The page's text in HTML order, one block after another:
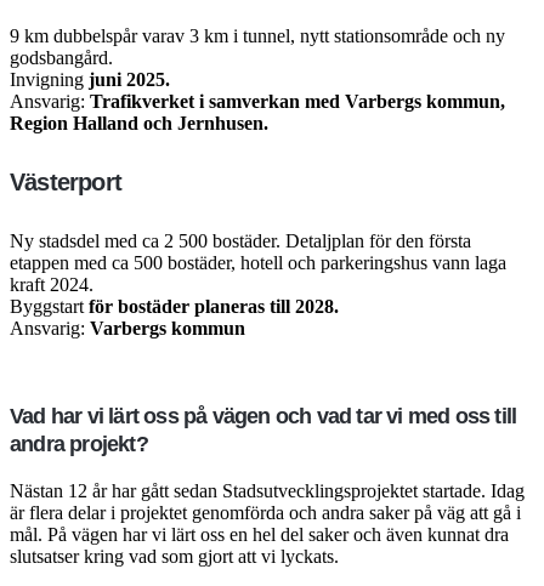
9 km dubbelspår varav 3 km i tunnel, nytt stationsområde och ny
godsbangård.
Invigning juni 2025.
Ansvarig: Trafikverket i samverkan med Varbergs kommun,
Region Halland och Jernhusen.
Västerport
Ny stadsdel med ca 2 500 bostäder. Detaljplan för den första
etappen med ca 500 bostäder, hotell och parkeringshus vann laga
kraft 2024.
Byggstart för bostäder planeras till 2028.
Ansvarig: Varbergs kommun
Vad har vi lärt oss på vägen och vad tar vi med oss till
andra projekt?
Nästan 12 år har gått sedan Stadsutvecklingsprojektet startade. Idag
är flera delar i projektet genomförda och andra saker på väg att gå i
mål. På vägen har vi lärt oss en hel del saker och även kunnat dra
slutsatser kring vad som gjort att vi lyckats.